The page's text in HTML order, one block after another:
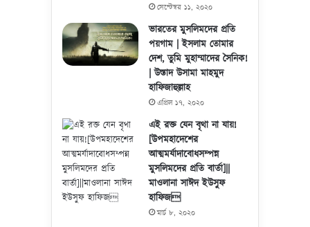
সেপ্টেম্বর ১১, ২০২০
ভারতের মুসলিমদের প্রতি
পয়গাম | ইসলাম তোমার
দেশ, তুমি মুহাম্মাদের সৈনিক!
| উস্তাদ উসামা মাহমুদ
হাফিজাহুল্লাহ
এপ্রিল ১৭, ২০২০
এই রক্ত যেন বৃথা না যায়!
[উপমহাদেশের
আত্মমর্যাদাবোধসম্পন্ন
মুসলিমদের প্রতি বার্তা]||
মাওলানা সাঈদ ইউসুফ
হাফিজ
মার্চ ৮, ২০২০